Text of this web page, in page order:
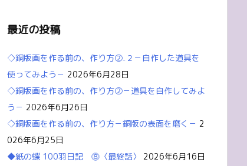
最近の投稿
◇銅版画を作る前の、作り方②₋２－自作した道具を
使ってみよう－ 2026年6月28日
◇銅版画を作る前の、作り方②－道具を自作してみよ
う－ 2026年6月26日
◇銅版画を作る前の、作り方－銅版の表面を磨く－ 2
026年6月25日
◆紙の蝶 100羽日記 ⓼〈最終話〉
2026年6月16日